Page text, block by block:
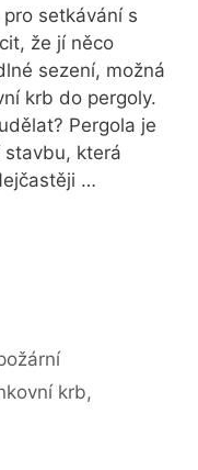
setkávání s
že jí něco
sezení, možná
krb do pergoly.
Pergola je
stavbu, která
…
krb,